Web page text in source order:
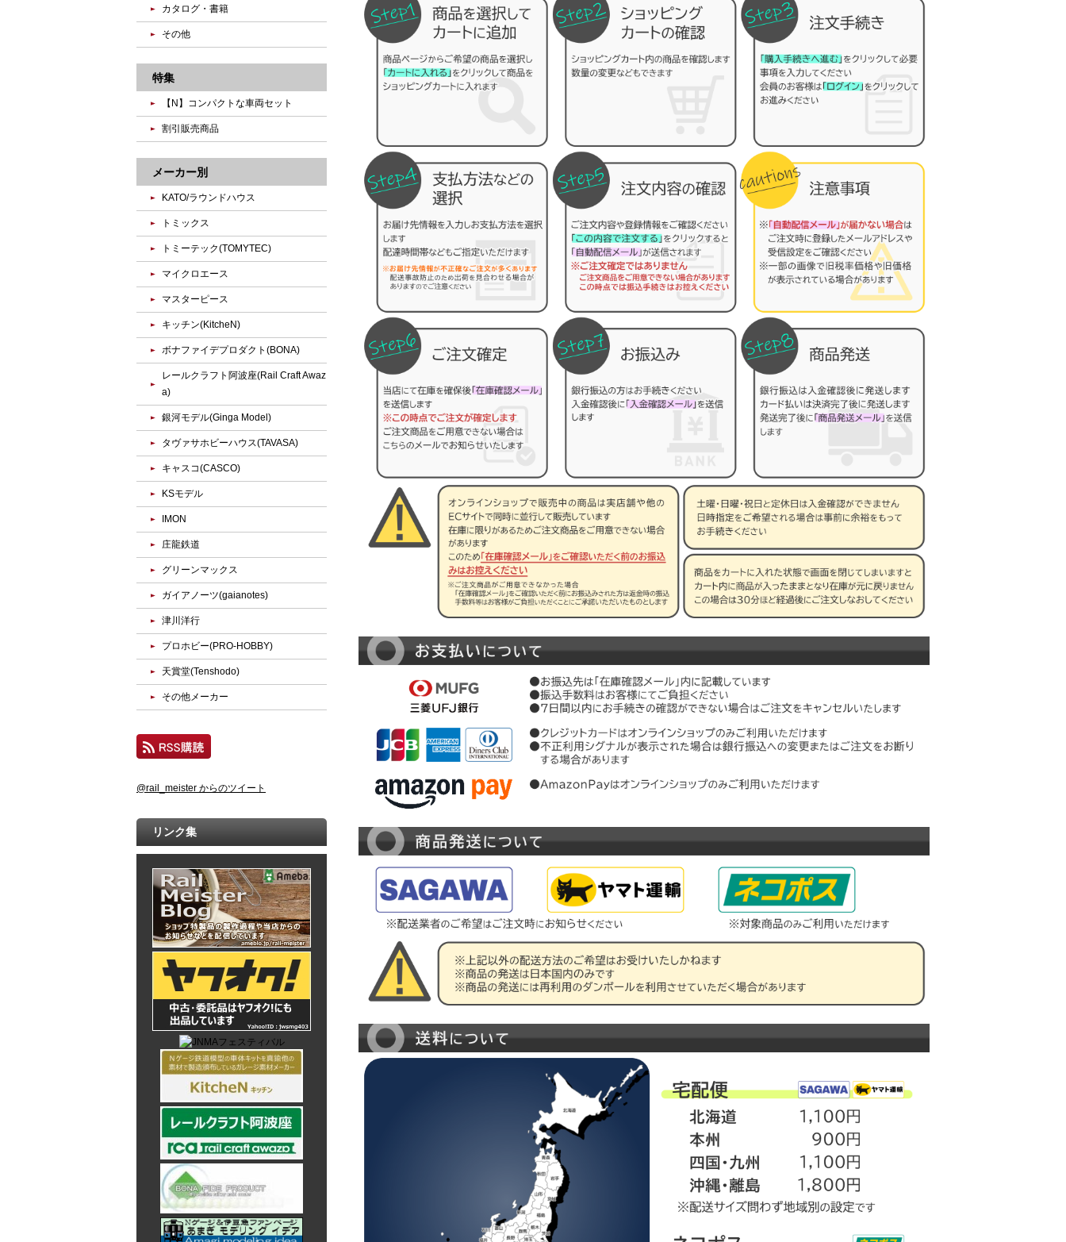
カタログ・書籍
その他
特集
【N】コンパクトな車両セット
割引販売商品
メーカー別
KATO/ラウンドハウス
トミックス
トミーテック(TOMYTEC)
マイクロエース
マスターピース
キッチン(KitcheN)
ボナファイデプロダクト(BONA)
レールクラフト阿波座(Rail Craft Awaz
a)
銀河モデル(Ginga Model)
タヴァサホビーハウス(TAVASA)
キャスコ(CASCO)
KSモデル
IMON
庄龍鉄道
グリーンマックス
ガイアノーツ(gaianotes)
津川洋行
プロホビー(PRO-HOBBY)
天賞堂(Tenshodo)
その他メーカー
@rail_meister からのツイート
リンク集